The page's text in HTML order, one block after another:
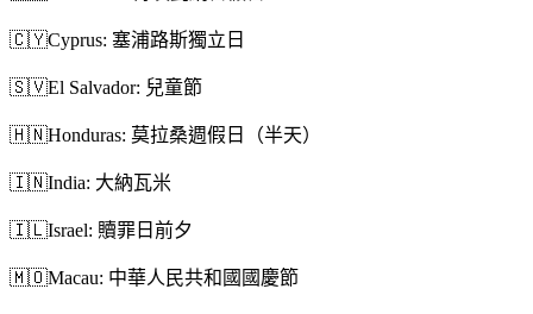
🇨🇾Cyprus: 塞浦路斯獨立日
🇸🇻El Salvador: 兒童節
🇭🇳Honduras: 莫拉桑週假日（半天）
🇮🇳India: 大納瓦米
🇮🇱Israel: 贖罪日前夕
🇲🇴Macau: 中華人民共和國國慶節